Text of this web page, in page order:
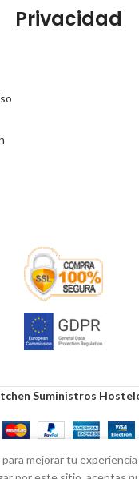
Privacidad
Suministros
para mejorar tu